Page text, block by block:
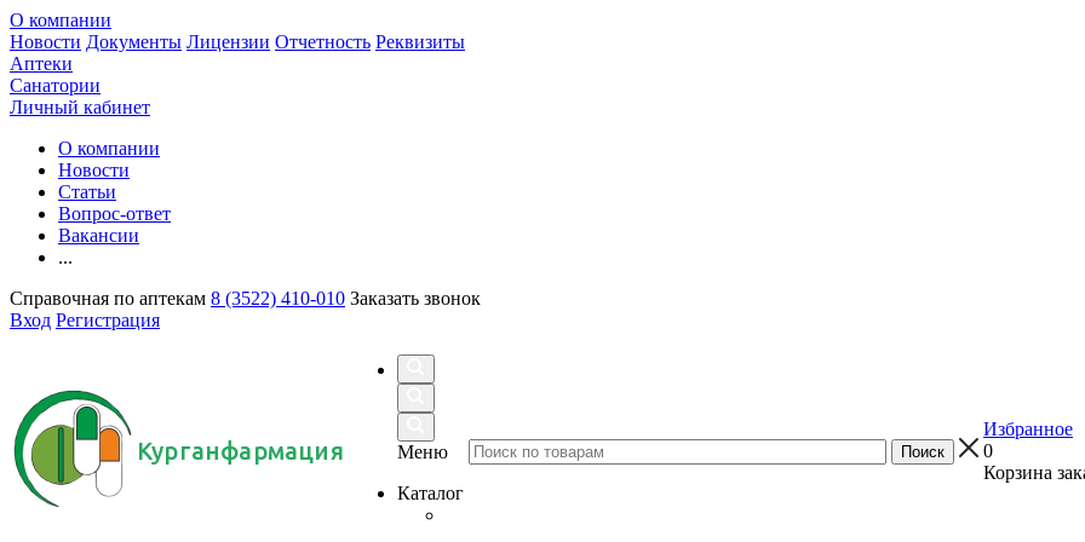
О компании
Новости Документы Лицензии Отчетность Реквизиты
Аптеки
Санатории
Личный кабинет
О компании
Новости
Статьи
Вопрос-ответ
Вакансии
...
Справочная по аптекам 8 (3522) 410-010 Заказать звонок
Вход Регистрация
Курганфармация
Меню
Каталог
Избранное
0
Корзина